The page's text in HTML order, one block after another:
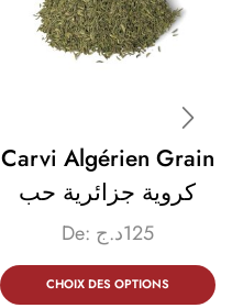
Carvi Algérien Grain
كروية جزائرية حب
De: 125د.ج
CHOIX DES OPTIONS